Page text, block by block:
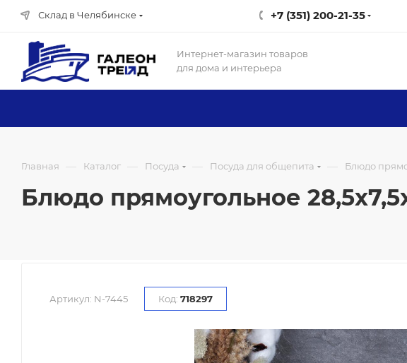
Склад в Челябинске +7 (351) 200-21-35
Интернет-магазин товаров
для дома и интерьера
Главная — Каталог — Посуда — Посуда для общепита — Блюдо
Блюдо прямоугольное
Артикул: N-7445 Код: 718297